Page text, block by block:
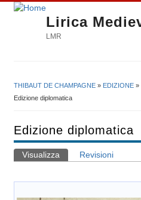
Lirica
LMR
Tu sei qui
THIBAUT DE CHAMPAGNE » EDIZIONE »
Edizione diplomatica
Edizione diplomatica
Schede primarie
Visualizza (scheda attiva)
Revisioni